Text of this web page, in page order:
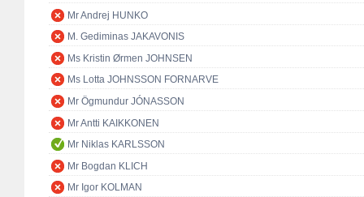
Mr Andrej HUNKO
M. Gediminas JAKAVONIS
Ms Kristin Ørmen JOHNSEN
Ms Lotta JOHNSSON FORNARVE
Mr Ögmundur JÓNASSON
Mr Antti KAIKKONEN
Mr Niklas KARLSSON
Mr Bogdan KLICH
Mr Igor KOLMAN